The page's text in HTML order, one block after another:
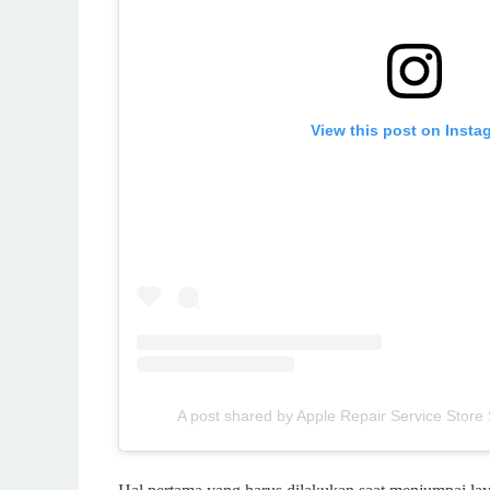
View this post on
A post shared by Apple Repair Service